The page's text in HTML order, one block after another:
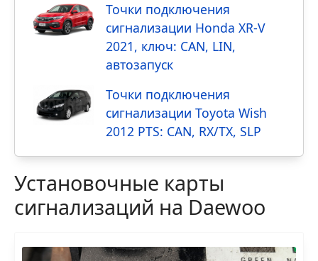
Точки подключения
сигнализации Honda XR-V
2021, ключ: CAN, LIN,
автозапуск
Точки подключения
сигнализации Toyota Wish
2012 PTS: CAN, RX/TX, SLP
Установочные карты
сигнализаций на Daewoo